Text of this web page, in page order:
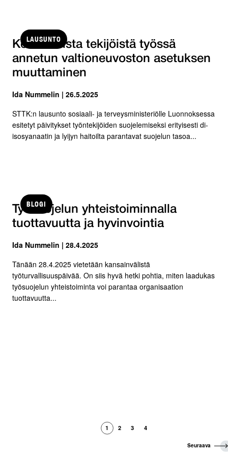
LAUSUNTO
Kemiallisista tekijöistä työssä
annetun valtioneuvoston asetuksen
muuttaminen
Ida Nummelin | 26.5.2025
STTK:n lausunto sosiaali- ja terveysministeriölle Luonnoksessa
esitetyt päivitykset työntekijöiden suojelemiseksi erityisesti di-
isosyanaatin ja lyijyn haitoilta parantavat suojelun tasoa...
BLOGI
Työsuojelun yhteistoiminnalla
tuottavuutta ja hyvinvointia
Ida Nummelin | 28.4.2025
Tänään 28.4.2025 vietetään kansainvälistä
työturvallisuuspäivää. On siis hyvä hetki pohtia, miten laadukas
työsuojelun yhteistoiminta voi parantaa organisaation
tuottavuutta...
1 2 3 4
S
Seuraava